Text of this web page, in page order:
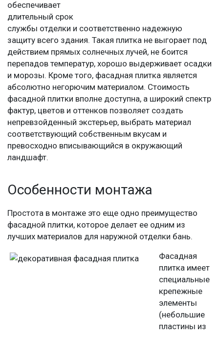
обеспечивает
длительный срок
службы отделки и соответственно надежную
защиту всего здания. Такая плитка не выгорает под
действием прямых солнечных лучей, не боится
перепадов температур, хорошо выдерживает осадки
и морозы. Кроме того, фасадная плитка является
абсолютно негорючим материалом. Стоимость
фасадной плитки вполне доступна, а широкий спектр
фактур, цветов и оттенков позволяет создать
непревзойденный экстерьер, выбрать материал
соответствующий собственным вкусам и
превосходно вписывающийся в окружающий
ландшафт.
Особенности монтажа
Простота в монтаже это еще одно преимущество
фасадной плитки, которое делает ее одним из
лучших материалов для наружной отделки бань.
Фасадная
плитка имеет
специальные
крепежные
элементы
(небольшие
пластины из